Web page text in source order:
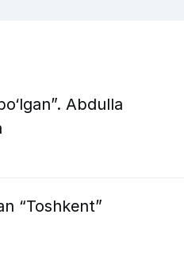
Abdulla
“Toshkent”